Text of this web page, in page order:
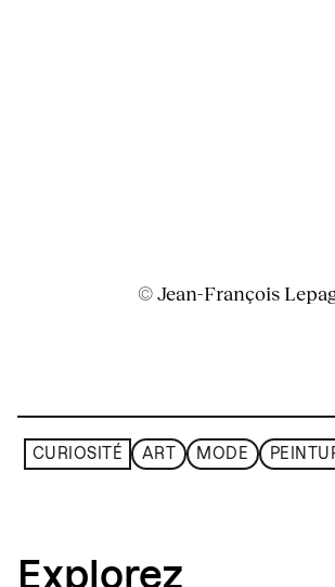
© Jean-François
CURIOSITÉ ART MODE
Explorez